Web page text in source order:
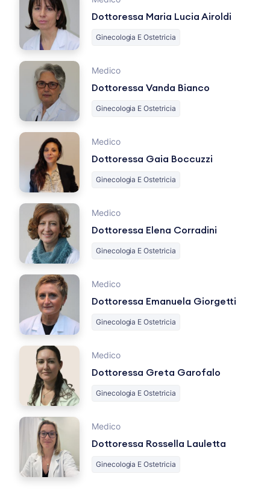
Dottoressa Maria Lucia Airoldi
Ginecologia E Ostetricia
Medico
Dottoressa Vanda Bianco
Ginecologia E Ostetricia
Medico
Dottoressa Gaia Boccuzzi
Ginecologia E Ostetricia
Medico
Dottoressa Elena Corradini
Ginecologia E Ostetricia
Medico
Dottoressa Emanuela Giorgetti
Ginecologia E Ostetricia
Medico
Dottoressa Greta Garofalo
Ginecologia E Ostetricia
Medico
Dottoressa Rossella Lauletta
Ginecologia E Ostetricia